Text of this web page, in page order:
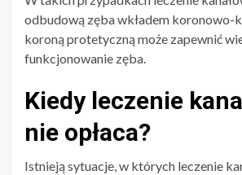
odbudową zęba wkładem koronowo-
koroną protetyczną może zapewnić
funkcjonowanie zęba.
Kiedy leczenie
nie opłaca?
Istnieją sytuacje, w których leczenie